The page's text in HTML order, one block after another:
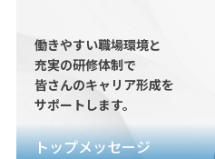
働きやすい職場環境と
充実の研修体制で
皆さんのキャリア形成を
サポートします。
トップメッセージ